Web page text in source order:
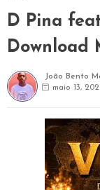
D Pina
Download
João Bento
maio 13,